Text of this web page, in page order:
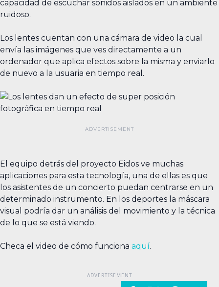
capacidad de escuchar sonidos aislados en un ambiente
ruidoso.
Los lentes cuentan con una cámara de video la cual
envía las imágenes que ves directamente a un
ordenador que aplica efectos sobre la misma y enviarlo
de nuevo a la usuaria en tiempo real.
El equipo detrás del proyecto Eidos ve muchas
aplicaciones para esta tecnología, una de ellas es que
los asistentes de un concierto puedan centrarse en un
determinado instrumento. En los deportes la máscara
visual podría dar un análisis del movimiento y la técnica
de lo que se está viendo.
Checa el video de cómo funciona aquí.